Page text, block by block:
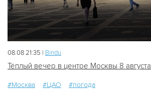
08.08 21:35 | Bindu
Тёплый вечер в центре Москвы 8 августа
#Москва #ЦАО #погода